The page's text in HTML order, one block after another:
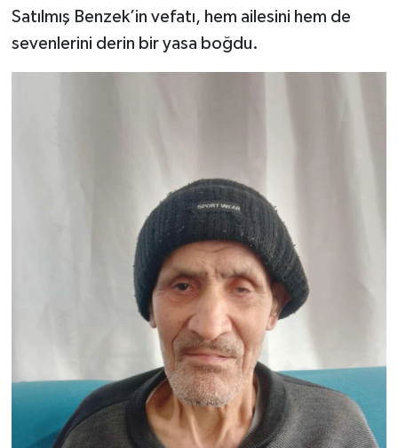
Satılmış Benzek’in vefatı, hem ailesini hem de
sevenlerini derin bir yasa boğdu.